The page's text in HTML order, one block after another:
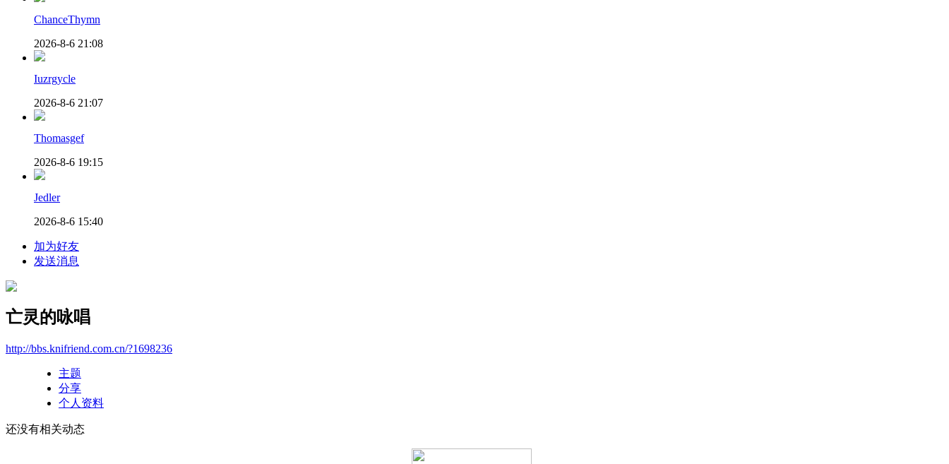
ChanceThymn
2026-8-6 21:08
Iuzrgycle
2026-8-6 21:07
Thomasgef
2026-8-6 19:15
Jedler
2026-8-6 15:40
加为好友
发送消息
亡灵的咏唱
http://bbs.knifriend.com.cn/?1698236
主题
分享
个人资料
还没有相关动态